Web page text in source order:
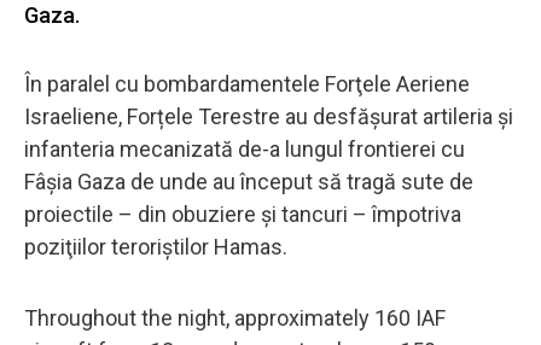
Gaza.
În paralel cu bombardamentele Forţele Aeriene
Israeliene, Forțele Terestre au desfăşurat artileria și
infanteria mecanizată de-a lungul frontierei cu
Fâşia Gaza de unde au început să tragă sute de
proiectile – din obuziere şi tancuri – împotriva
poziţiilor teroriştilor Hamas.
Throughout the night, approximately 160 IAF